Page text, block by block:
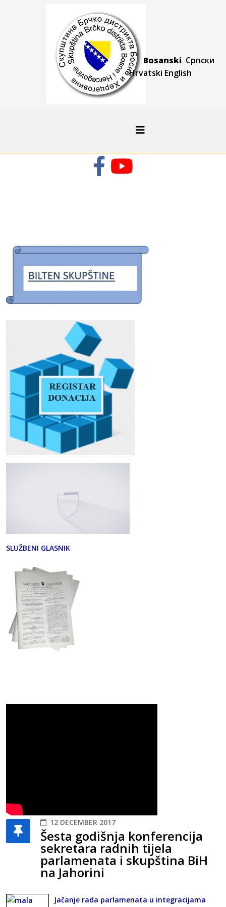
Bosanski Српски
Hrvatski English
SLUŽBENI GLASNIK
12 DECEMBER 2017
Šesta godišnja konferencija
sekretara radnih tijela
parlamenata i skupština BiH
na Jahorini
Jačanje rada parlamenata u integracijama